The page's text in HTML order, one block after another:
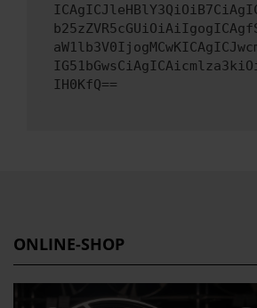
IH0KfQ==
ONLINE-SHOP